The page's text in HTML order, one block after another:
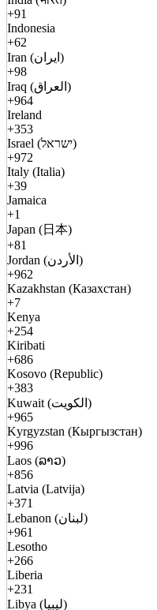
+91
Indonesia
+62
Iran (ایران)
+98
Iraq (العراق)
+964
Ireland
+353
Israel (ישראל)
+972
Italy (Italia)
+39
Jamaica
+1
Japan (日本)
+81
Jordan (الأردن)
+962
Kazakhstan (Казахстан)
+7
Kenya
+254
Kiribati
+686
Kosovo (Republic)
+383
Kuwait (الكويت)
+965
Kyrgyzstan (Кыргызстан)
+996
Laos (ລາວ)
+856
Latvia (Latvija)
+371
Lebanon (لبنان)
+961
Lesotho
+266
Liberia
+231
Libya (ليبيا)